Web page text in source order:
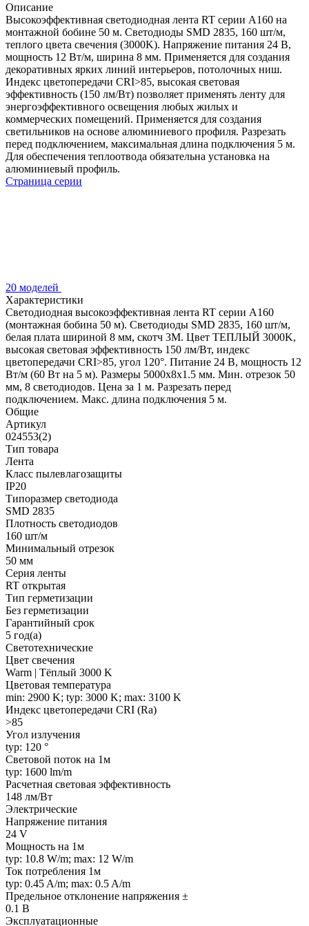
Описание
Высокоэффективная светодиодная лента RT серии A160 на
монтажной бобине 50 м. Светодиоды SMD 2835, 160 шт/м,
теплого цвета свечения (3000K). Напряжение питания 24 В,
мощность 12 Вт/м, ширина 8 мм. Применяется для создания
декоративных ярких линий интерьеров, потолочных ниш.
Индекс цветопередачи CRI>85, высокая световая
эффективность (150 лм/Вт) позволяет применять ленту для
энергоэффективного освещения любых жилых и
коммерческих помещений. Применяется для создания
светильников на основе алюминиевого профиля. Разрезать
перед подключением, максимальная длина подключения 5 м.
Для обеспечения теплоотвода обязательна установка на
алюминиевый профиль.
Страница серии
20 моделей
Характеристики
Светодиодная высокоэффективная лента RT серии A160
(монтажная бобина 50 м). Светодиоды SMD 2835, 160 шт/м,
белая плата шириной 8 мм, скотч 3M. Цвет ТЕПЛЫЙ 3000K,
высокая световая эффективность 150 лм/Вт, индекс
цветопередачи CRI>85, угол 120°. Питание 24 В, мощность 12
Вт/м (60 Вт на 5 м). Размеры 5000x8x1.5 мм. Мин. отрезок 50
мм, 8 светодиодов. Цена за 1 м. Разрезать перед
подключением. Макс. длина подключения 5 м.
Общие
Артикул
024553(2)
Тип товара
Лента
Класс пылевлагозащиты
IP20
Типоразмер светодиода
SMD 2835
Плотность светодиодов
160 шт/м
Минимальный отрезок
50 мм
Серия ленты
RT открытая
Тип герметизации
Без герметизации
Гарантийный срок
5 год(а)
Светотехнические
Цвет свечения
Warm | Тёплый 3000 K
Цветовая температура
min: 2900 K; typ: 3000 K; max: 3100 K
Индекс цветопередачи CRI (Ra)
>85
Угол излучения
typ: 120 °
Световой поток на 1м
typ: 1600 lm/m
Расчетная световая эффективность
148 лм/Вт
Электрические
Напряжение питания
24 V
Мощность на 1м
typ: 10.8 W/m; max: 12 W/m
Ток потребления 1м
typ: 0.45 A/m; max: 0.5 A/m
Предельное отклонение напряжения ±
0.1 В
Эксплуатационные